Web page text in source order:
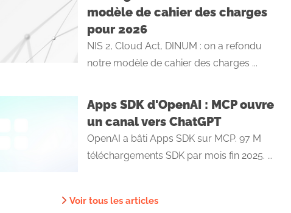
modèle de cahier des charges
pour 2026
NIS 2, Cloud Act, DINUM : on a refondu
notre modèle de cahier des charges ...
Apps SDK d'OpenAI : MCP ouvre
un canal vers ChatGPT
OpenAI a bâti Apps SDK sur MCP. 97 M
téléchargements SDK par mois fin 2025. ...
Voir tous les articles